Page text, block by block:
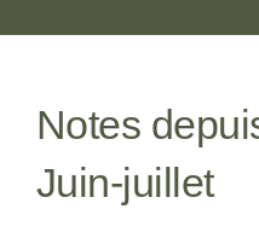
Nos racines
L’ordre bénédictin
Notes
Juin-juillet